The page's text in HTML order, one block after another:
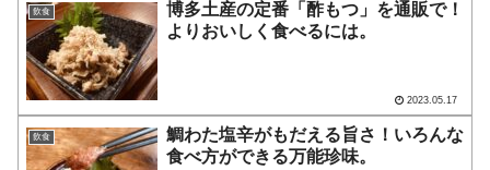
飲食
博多土産の定番「酢もつ」を通販で！
よりおいしく食べるには。
2023.05.17
飲食
鯛わた塩辛がもだえる旨さ！いろんな
食べ方ができる万能珍味。